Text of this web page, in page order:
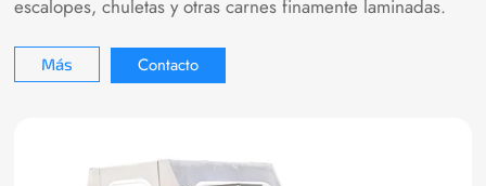
escalopes, chuletas y otras carnes finamente laminadas.
Más Contacto